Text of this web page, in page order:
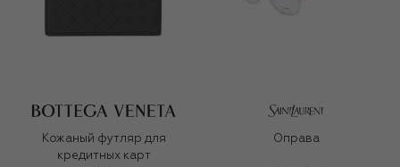
Кожаный футляр для
кредитных карт
Оправа